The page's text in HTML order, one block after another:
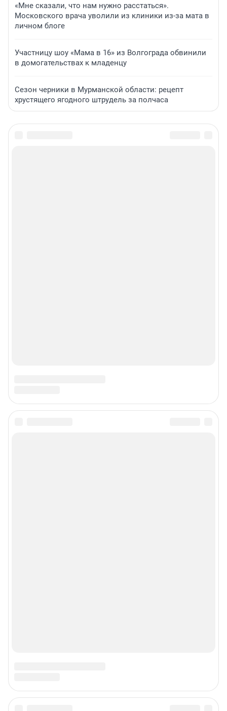
«Мне сказали, что нам нужно расстаться».
Московского врача уволили из клиники из-за мата в
личном блоге
Участницу шоу «Мама в 16» из Волгограда обвинили
в домогательствах к младенцу
Сезон черники в Мурманской области: рецепт
хрустящего ягодного штрудель за полчаса